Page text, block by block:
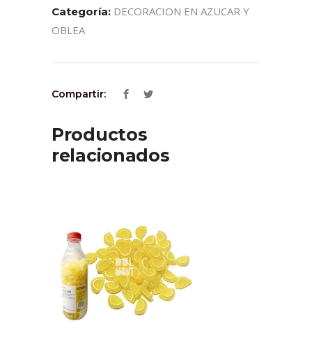
Categoría: DECORACION EN AZUCAR Y
OBLEA
Compartir:
Productos
relacionados